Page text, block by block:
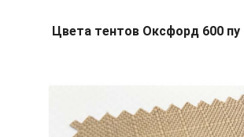
Цвета тентов Оксфорд 600 пу